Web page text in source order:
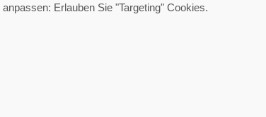
anpassen: Erlauben Sie "Targeting" Cookies.